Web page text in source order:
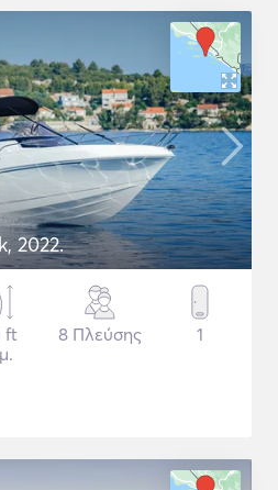
2022.
ft
8 Πλεύσης 1